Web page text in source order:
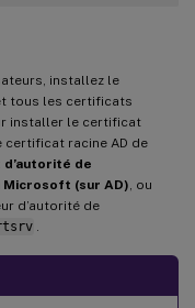
installez le
tous les certificats
installer le certificat
certificat racine AD de
de
(sur AD) , ou
d’autorité de